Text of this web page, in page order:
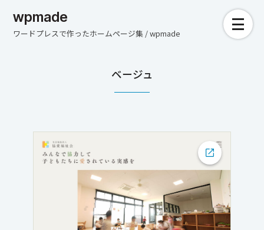
wpmade
ワードプレスで作ったホームページ集 / wpmade
ベージュ